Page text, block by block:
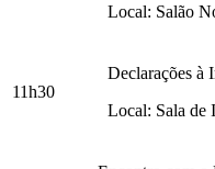
Local: Salão
11h30
Declarações à
Local: Sala de